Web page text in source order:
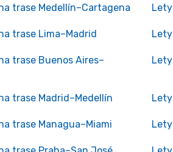
trase Medellín–Cartagena
trase Lima–Madrid
trase Buenos Aires–
trase Madrid–Medellín
trase Managua–Miami